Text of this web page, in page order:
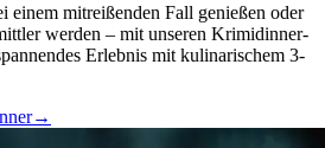
einem mitreißenden Fall genießen oder
werden – mit unseren Krimidinner-
Erlebnis mit kulinarischem 3-
→